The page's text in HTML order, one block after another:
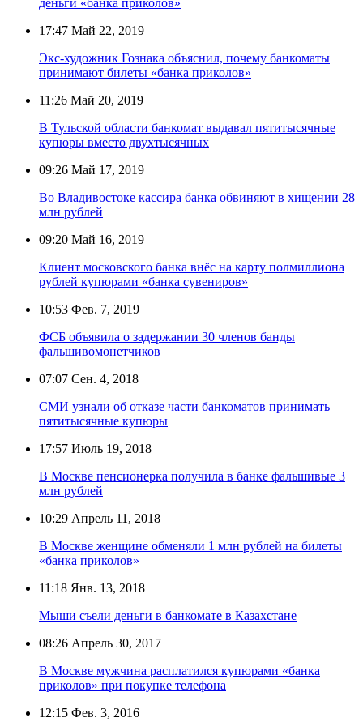
17:47 Май 22, 2019
Экс-художник Гознака объяснил, почему банкоматы
принимают билеты «банка приколов»
11:26 Май 20, 2019
В Тульской области банкомат выдавал пятитысячные
купюры вместо двухтысячных
09:26 Май 17, 2019
Во Владивостоке кассира банка обвиняют в хищении 28
млн рублей
09:20 Май 16, 2019
Клиент московского банка внёс на карту полмиллиона
рублей купюрами «банка сувениров»
10:53 Фев. 7, 2019
ФСБ объявила о задержании 30 членов банды
фальшивомонетчиков
07:07 Сен. 4, 2018
СМИ узнали об отказе части банкоматов принимать
пятитысячные купюры
17:57 Июль 19, 2018
В Москве пенсионерка получила в банке фальшивые 3
млн рублей
10:29 Апрель 11, 2018
В Москве женщине обменяли 1 млн рублей на билеты
«банка приколов»
11:18 Янв. 13, 2018
Мыши съели деньги в банкомате в Казахстане
08:26 Апрель 30, 2017
В Москве мужчина расплатился купюрами «банка
приколов» при покупке телефона
12:15 Фев. 3, 2016